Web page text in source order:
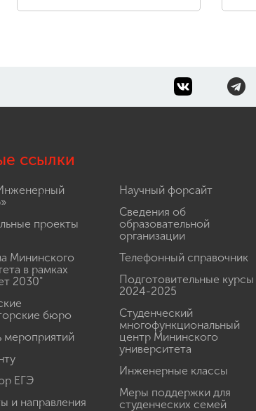
ссылки
проекты
Мининского
в рамках
2030"
бюро
мероприятий
ЕГЭ
и направления
Научный форсайт
Сведения об
образовательной
организации
Телефонный справочник
Подготовительные курсы
2024-2025
Студенческий
многофункциональный
центр Мининского
университета
Инженерные классы
Меры поддержки для
студенческих семей